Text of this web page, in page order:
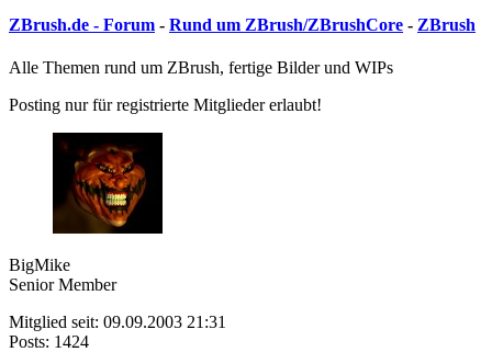
ZBrush.de - Forum - Rund um ZBrush/ZBrushCore - ZBrush
Alle Themen rund um ZBrush, fertige Bilder und WIPs
Posting nur für registrierte Mitglieder erlaubt!
BigMike
Senior Member
Mitglied seit: 09.09.2003 21:31
Posts: 1424